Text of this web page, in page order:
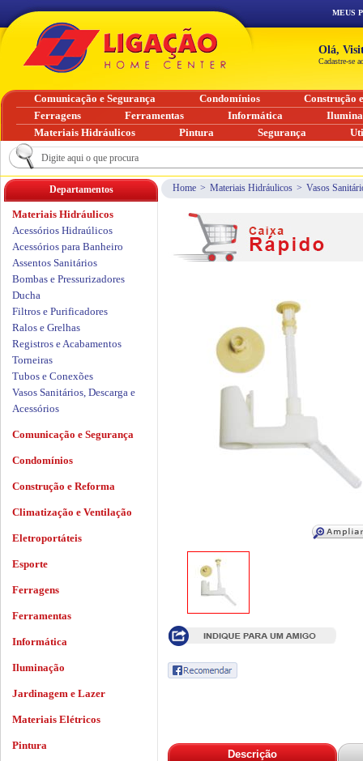
Home > Materiais Hidráulicos > Vasos
Descrição
Departamentos
Materiais Hidráulicos
Acessórios Hidraúlicos
Acessórios para Banheiro
Assentos Sanitários
Bombas e Pressurizadores
Ducha
Filtros e Purificadores
Ralos e Grelhas
Registros e Acabamentos
Torneiras
Tubos e Conexões
Vasos Sanitários, Descarga e
Acessórios
Comunicação e Segurança
Condomínios
Construção e Reforma
Climatização e Ventilação
Eletroportáteis
Esporte
Ferragens
Ferramentas
Informática
Iluminação
Jardinagem e Lazer
Materiais Elétricos
Pintura
MEUS
Olá,
Cadastre-se
Comunicação e Segurança Condomínios
Construção
Ferragens
Ferramentas Informática
Materiais Hidráulicos
Pintura Segurança